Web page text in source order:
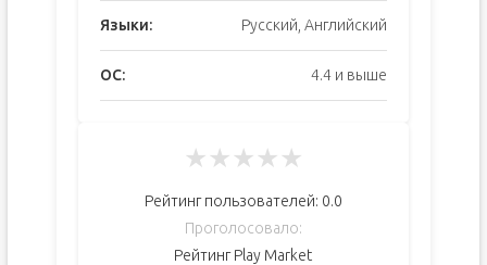
Языки: Русский, Английский
ОС: 4.4 и выше
★★★★★
Рейтинг пользователей: 0.0
Проголосовало:
Рейтинг Play Market